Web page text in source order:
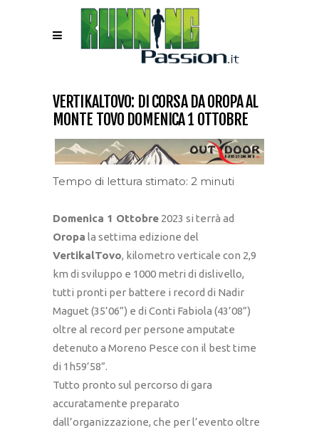
VERTIKALTOVO: DI CORSA DA OROPA AL
MONTE TOVO DOMENICA 1 OTTOBRE
Tempo di lettura stimato: 2 minuti
Domenica 1 Ottobre 2023 si terrà ad
Oropa la settima edizione del
VertikalTovo, kilometro verticale con 2,9
km di sviluppo e 1000 metri di dislivello,
tutti pronti per battere i record di Nadir
Maguet (35’06”) e di Conti Fabiola (43’08”)
oltre al record per persone amputate
detenuto a Moreno Pesce con il best time
di 1h59’58”.
Tutto pronto sul percorso di gara
accuratamente preparato
dall’organizzazione, che per l’evento oltre